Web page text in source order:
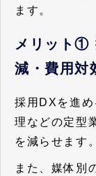
ます。
メリット①
減・費用対
採用DXを進
理などの定型
を減らせます。
また、媒体別